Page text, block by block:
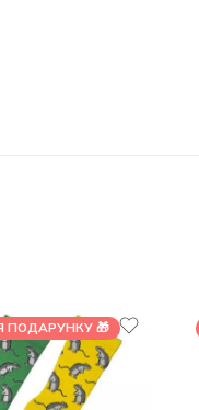
ПОДАРУНКУ 🎁